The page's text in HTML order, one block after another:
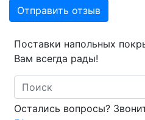
Отправить отзыв
Поставки напольных
Вам всегда рады!
Search
Остались вопросы?